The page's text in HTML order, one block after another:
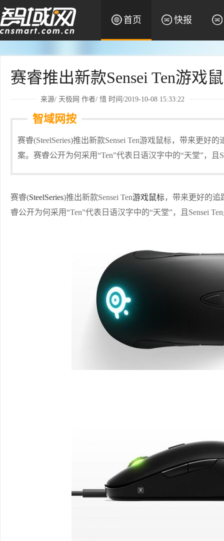
首页 快报
赛睿推出新款Sensei Ten游戏
来源/ 天极网 作者/ 惜 时间/2019-10-08 15:33:22
智域网按
赛睿(SteelSeries)推出新款Sensei Ten游戏鼠标，带来更好
案。赛睿公开为何采用“Ten”代表日语汉字中的“天堂”，且
赛睿(SteelSeries)推出新款Sensei Ten游戏鼠标，带来更好的追
睿公开为何采用“Ten”代表日语汉字中的“天堂”，且Sensei